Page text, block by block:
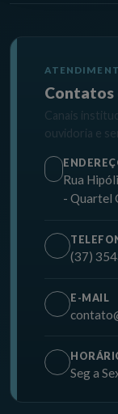
Contatos
Canais
ouvidoria e
Rua
- Quartel
(37)
E-MAIL
Seg a